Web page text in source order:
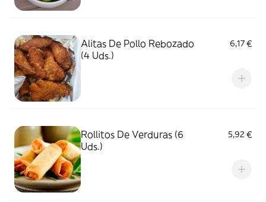
Alitas De Pollo Rebozado
(4 Uds.)
6,17 €
Rollitos De Verduras (6
Uds.)
5,92 €